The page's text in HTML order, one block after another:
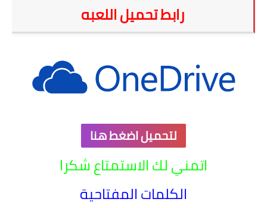
رابط تحميل اللعبه
لتحميل اضغط هنا
اتمني لك الاستمتاع شكرا
الكلمات المفتاحية